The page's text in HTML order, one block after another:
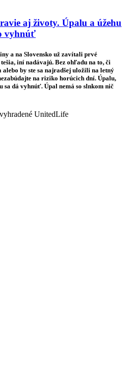
aj životy. Úpalu a úžehu
vyhnúť
a na Slovensko už zavítali prvé
iní nadávajú. Bez ohľadu na to, či
by ste sa najradšej uložili na letný
na riziko horúcich dní. Úpalu,
sa dá vyhnúť. Úpal nemá so slnkom nič
UnitedLife